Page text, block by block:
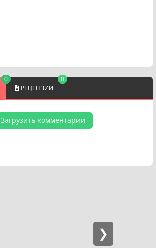
0
РЕЦЕНЗИИ
0
Загрузить комментарии